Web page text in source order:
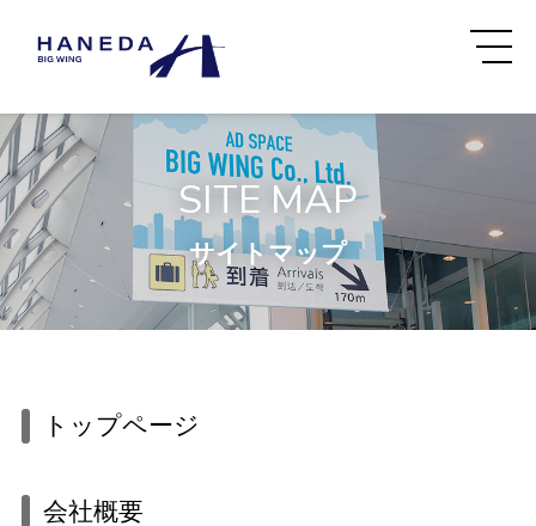
SITE MAP
サイトマップ
トップページ
会社概要